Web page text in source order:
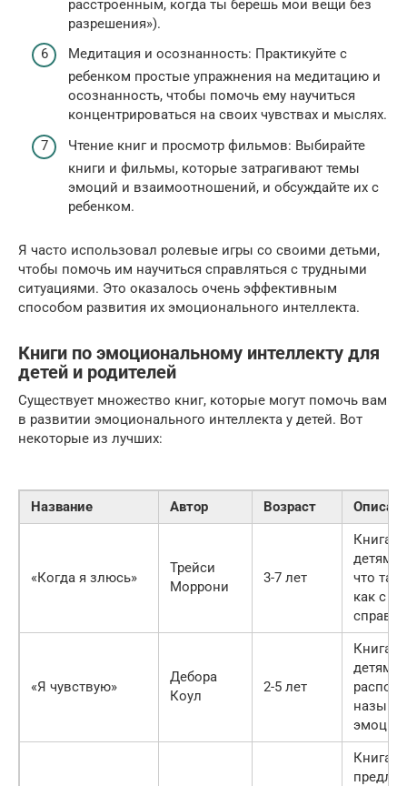
расстроенным, когда ты берешь мои вещи без
разрешения»).
Медитация и осознанность: Практикуйте с
ребенком простые упражнения на медитацию и
осознанность, чтобы помочь ему научиться
концентрироваться на своих чувствах и мыслях.
Чтение книг и просмотр фильмов: Выбирайте
книги и фильмы, которые затрагивают темы
эмоций и взаимоотношений, и обсуждайте их с
ребенком.
Я часто использовал ролевые игры со своими детьми,
чтобы помочь им научиться справляться с трудными
ситуациями. Это оказалось очень эффективным
способом развития их эмоционального интеллекта.
Книги по эмоциональному интеллекту для
детей и родителей
Существует множество книг, которые могут помочь вам
в развитии эмоционального интеллекта у детей. Вот
некоторые из лучших:
Название Автор Возраст
«Когда я злюсь»
Трейси
Моррони
3-7 лет
Книга
детям
что
как с
«Я чувствую»
Дебора
Коул
2-5 лет
Книга
детям
эмоции.
Книга